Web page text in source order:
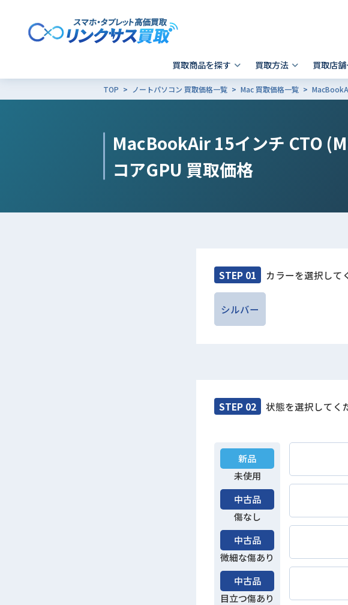
買取商品を探す
- Xperia
- Galaxy
- Pixel
その他ブランド
- Galaxy Tab
買取方法 買取店
- 品川 ウィング高輪店
TOP ノートパソコン 買取価格一覧 Mac 買取価格一覧
MacBookAir 15インチ CTO
コアGPU 買取価格
STEP 01 カラーを選択して
シルバー
STEP 02 状態を選択してく
新品
未使用
中古品
傷なし
中古品
微細な傷あり
中古品
目立つ傷あり